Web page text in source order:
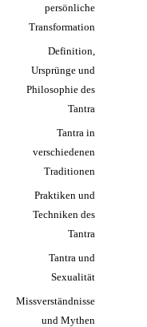
persönliche
Transformation
Definition,
Ursprünge und
Philosophie des
Tantra
Tantra in
verschiedenen
Traditionen
Praktiken und
Techniken des
Tantra
Tantra und
Sexualität
Missverständnisse
und Mythen